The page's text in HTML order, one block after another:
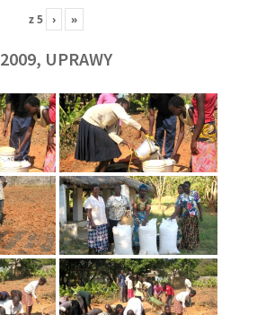
z5 › »
2009, UPRAWY